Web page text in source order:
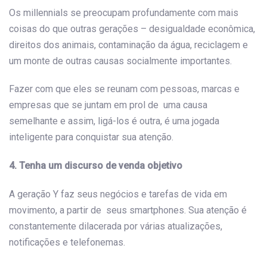
Os millennials se preocupam profundamente com mais
coisas do que outras gerações – desigualdade econômica,
direitos dos animais, contaminação da água, reciclagem e
um monte de outras causas socialmente importantes.
Fazer com que eles se reunam com pessoas, marcas e
empresas que se juntam em prol de uma causa
semelhante e assim, ligá-los é outra, é uma jogada
inteligente para conquistar sua atenção.
4. Tenha um discurso de venda objetivo
A geração Y faz seus negócios e tarefas de vida em
movimento, a partir de seus smartphones. Sua atenção é
constantemente dilacerada por várias atualizações,
notificações e telefonemas.